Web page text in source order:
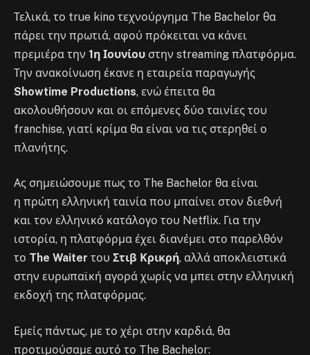
Τελικά, το true kino τεχνούργημα The Bachelor θα
πάρει την πρωτιά, αφού πρόκειται να κάνει
πρεμιέρα την 1η Ιουνίου στην streaming πλατφόρμα.
Την ανακοίνωση έκανε η εταιρεία παραγωγής
Showtime Productions, ενώ έπειτα θα
ακολουθήσουν και οι επόμενες δύο ταινίες του
franchise, γιατί κρίμα θα είναι να τις στερηθεί ο
πλανήτης.
Ας σημειώσουμε πως το The Bachelor θα είναι
η πρώτη ελληνική ταινία που μπαίνει στον διεθνή
και τον ελληνικό κατάλογο του Netflix. Για την
ιστορία, η πλατφόρμα έχει διανέμει στο παρελθόν
το The Waiter του Στιβ Κρικρή, αλλά αποκλειστικά
στην ευρωπαϊκή αγορά χωρίς να μπει στην ελληνική
εκδοχή της πλατφόρμας.
Εμείς πάντως, με το χέρι στην καρδιά, θα
προτιμούσαμε αυτό το The Bachelor: